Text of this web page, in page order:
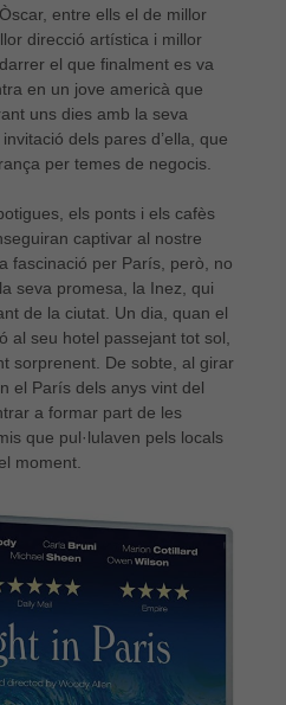
entre ells el de millor
direcció artística i millor
el que finalment es va
en un jove americà que
uns dies amb la seva
dels pares d’ella, que
per temes de negocis.
els ponts i els cafès
captivar al nostre
fascinació per París, però, no
seva promesa, la Inez, qui
de la ciutat. Un dia, quan el
al seu hotel passejant tot sol,
sorprenent. De sobte, al girar
el París dels anys vint del
a formar part de les
que pul·lulaven pels locals
moment.